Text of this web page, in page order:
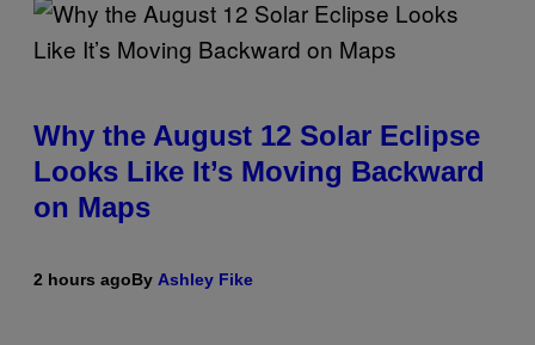
Why the August 12 Solar Eclipse
Looks Like It’s Moving Backward
on Maps
2 hours agoBy Ashley Fike